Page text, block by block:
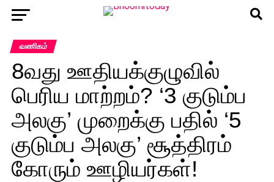
வணிகம்
8வது ஊதியக்குழுவில்
பெரிய மாற்றம்? ‘3 குடும்ப
அலகு’ முறைக்கு பதில் ‘5
குடும்ப அலகு’ சூத்திரம்
கோரும் ஊழியர்கள்!